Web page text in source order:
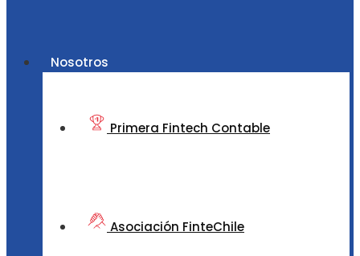
Nosotros
Primera Fintech Contable
Asociación FinteChile